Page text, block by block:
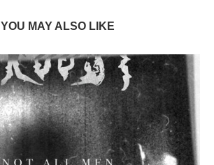
YOU MAY ALSO LIKE